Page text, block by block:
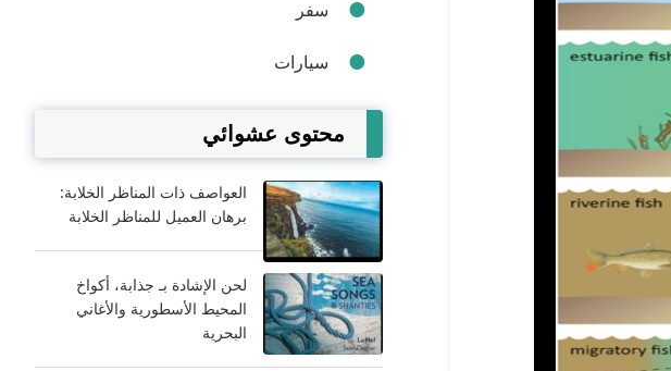
سفر
سيارات
محتوى عشوائي
العواصف ذات المناظر الخلابة:
برهان العميل للمناظر الخلابة
لحن الإشادة بـ جذابة، أكواخ
المحيط الأسطورية والأغاني
البحرية